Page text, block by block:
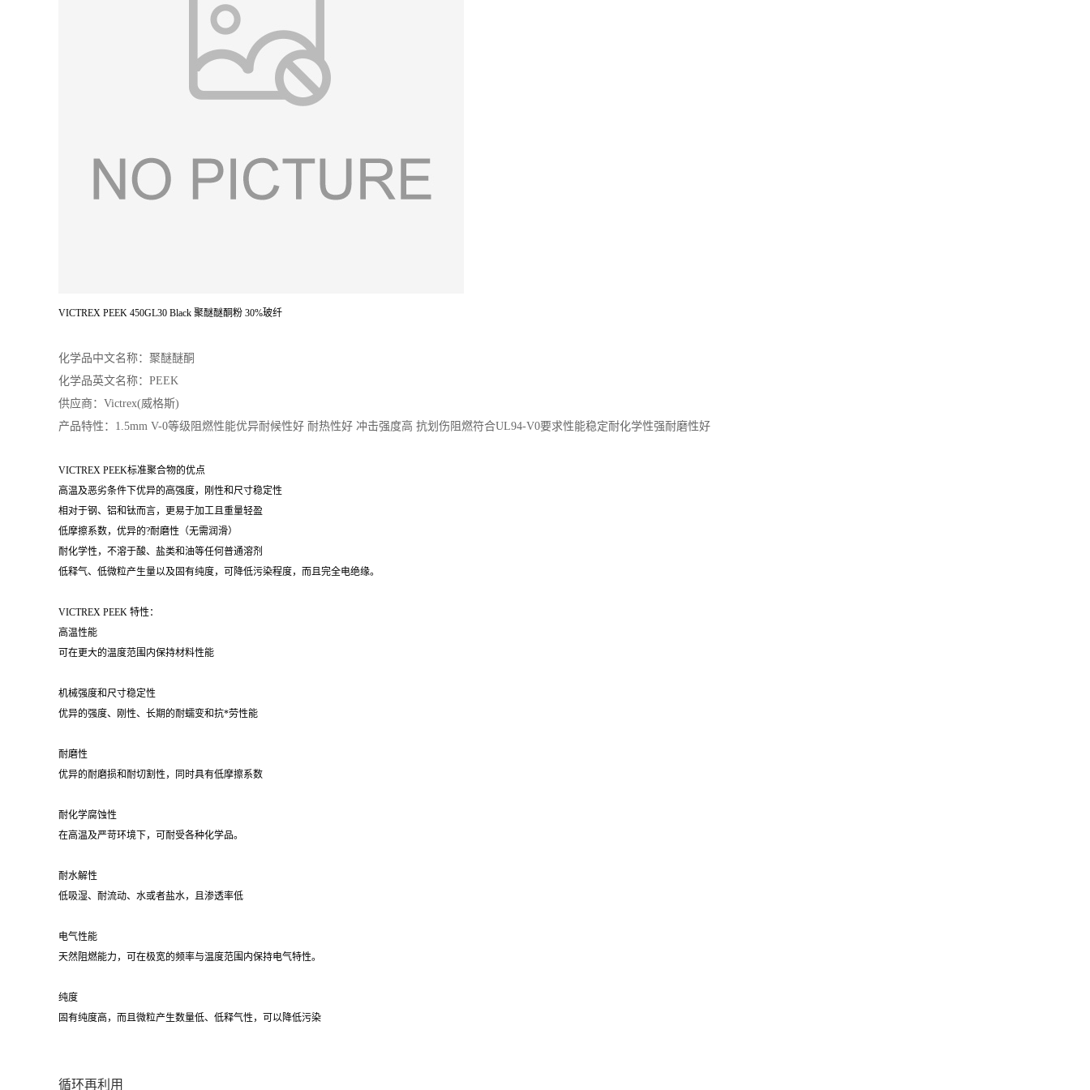
VICTREX PEEK 450GL30 Black 聚醚醚酮粉 30%玻纤
化学品中文名称：聚醚醚酮
化学品英文名称：PEEK
供应商：Victrex(威格斯)
产品特性：1.5mm V-0等级阻燃性能优异耐候性好 耐热性好 冲击强度高 抗划伤阻燃符合UL94-V0要求性能稳定耐化学性强耐磨性好
VICTREX PEEK标准聚合物的优点
高温及恶劣条件下优异的高强度，刚性和尺寸稳定性
相对于钢、铝和钛而言，更易于加工且重量轻盈
低摩擦系数，优异的?耐磨性（无需润滑）
耐化学性，不溶于酸、盐类和油等任何普通溶剂
低释气、低微粒产生量以及固有纯度，可降低污染程度，而且完全电绝缘。
VICTREX PEEK 特性：
高温性能
可在更大的温度范围内保持材料性能
机械强度和尺寸稳定性
优异的强度、刚性、长期的耐蠕变和抗*劳性能
耐磨性
优异的耐磨损和耐切割性，同时具有低摩擦系数
耐化学腐蚀性
在高温及严苛环境下，可耐受各种化学品。
耐水解性
低吸湿、耐流动、水或者盐水，且渗透率低
电气性能
天然阻燃能力，可在极宽的频率与温度范围内保持电气特性。
纯度
固有纯度高，而且微粒产生数量低、低释气性，可以降低污染
循环再利用